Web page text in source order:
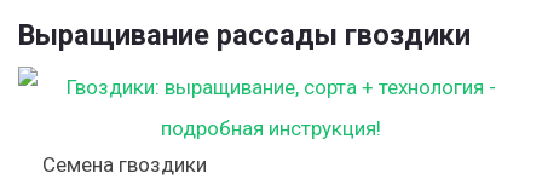
Выращивание рассады гвоздики
Семена гвоздики